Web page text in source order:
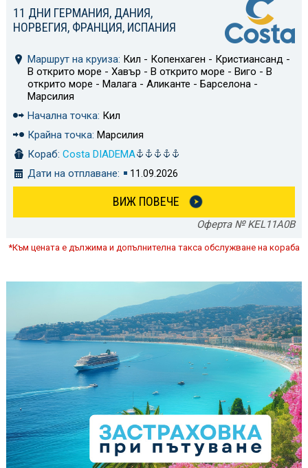
11 ДНИ ГЕРМАНИЯ, ДАНИЯ,
НОРВЕГИЯ, ФРАНЦИЯ, ИСПАНИЯ
Маршрут на круиза: Кил - Копенхаген - Кристиансанд -
В открито море - Хавър - В открито море - Виго - В
открито море - Малага - Аликанте - Барселона -
Марсилия
Начална точка: Кил
Крайна точка: Марсилия
Кораб: Costa DIADEMA
Дати на отплаване:
11.09.2026
ВИЖ ПОВЕЧЕ
Оферта № KEL11A0B
*Към цената е дължима и допълнителна такса обслужване на кораба